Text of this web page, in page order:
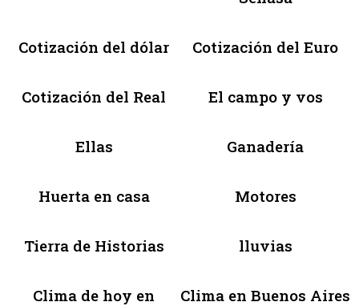
Cotización del dólar Cotización del Euro
Cotización del Real El campo y vos
Ellas Ganadería
Huerta en casa Motores
Tierra de Historias lluvias
Clima de hoy en
Clima en Buenos Aires